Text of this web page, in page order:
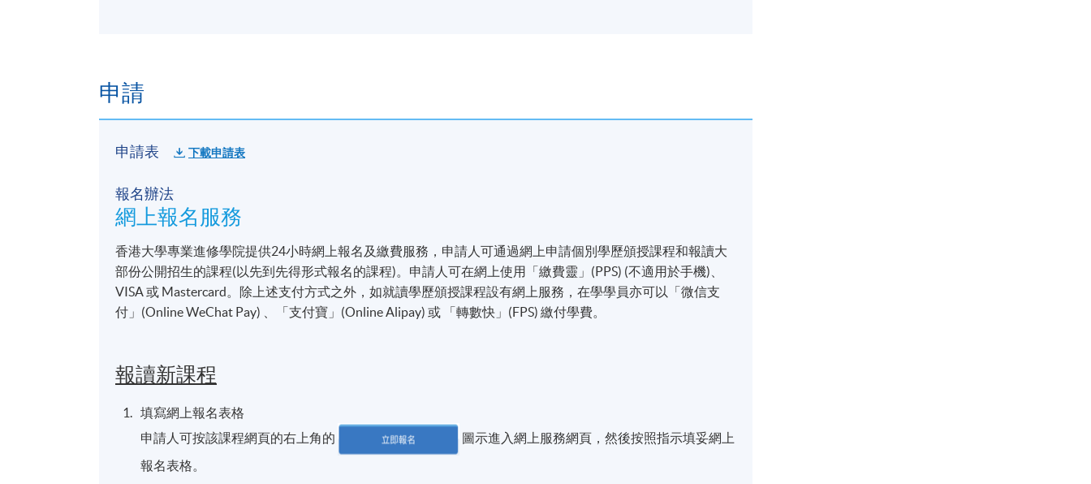
申請
申請表 下載申請表
報名辦法
網上報名服務
香港大學專業進修學院提供24小時網上報名及繳費服務，申請人可通過網上申請個別學歷頒授課程和報讀大
部份公開招生的課程(以先到先得形式報名的課程)。申請人可在網上使用「繳費靈」(PPS) (不適用於手機)、
VISA 或 Mastercard。除上述支付方式之外，如就讀學歷頒授課程設有網上服務，在學學員亦可以「微信支
付」(Online WeChat Pay) 、「支付寶」(Online Alipay) 或 「轉數快」(FPS) 繳付學費。
報讀新課程
填寫網上報名表格
申請人可按該課程網頁的右上角的
圖示進入網上服務網頁，然後按照指示填妥網上
報名表格。